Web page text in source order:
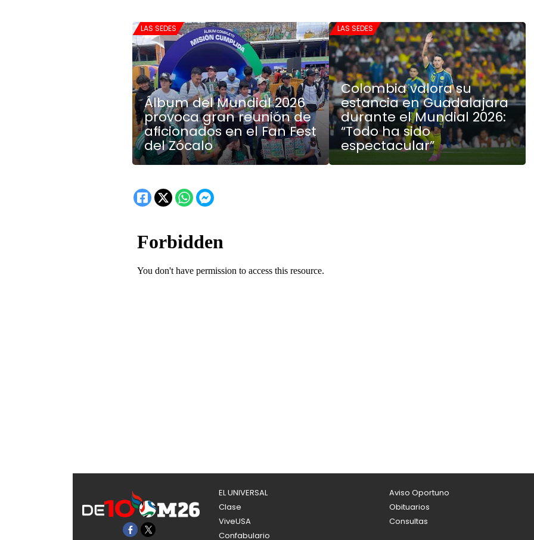
LAS SEDES
Álbum del Mundial 2026
provoca gran reunión de
aficionados en el Fan Fest
del Zócalo
LAS SEDES
Colombia valora su
estancia en Guadalajara
durante el Mundial 2026:
“Todo ha sido
espectacular”
EL UNIVERSAL
Clase
ViveUSA
Confabulario
Aviso Oportuno
Obituarios
Consultas